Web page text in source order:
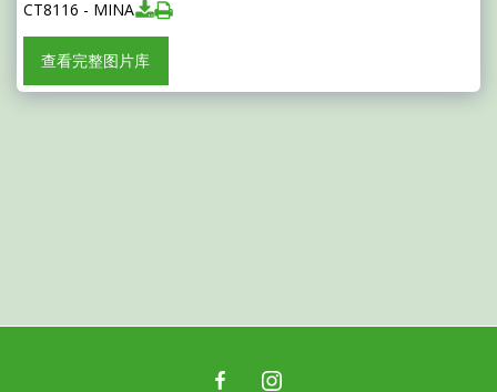
CT8116 - MINA
查看完整图片库